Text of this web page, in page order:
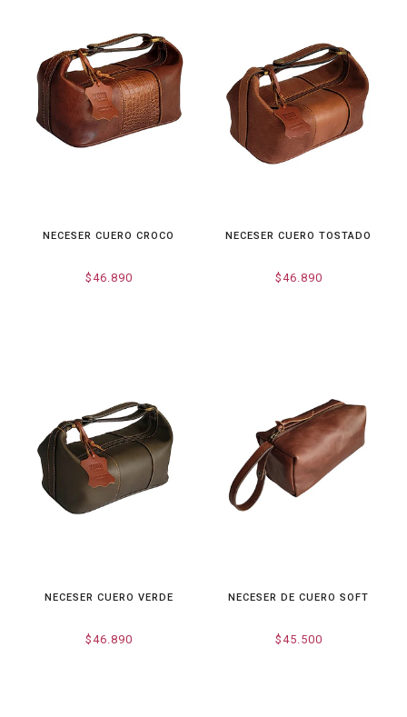
NECESER CUERO CROCO
$46.890
NECESER CUERO TOSTADO
$46.890
NECESER CUERO VERDE
$46.890
NECESER DE CUERO SOFT
$45.500